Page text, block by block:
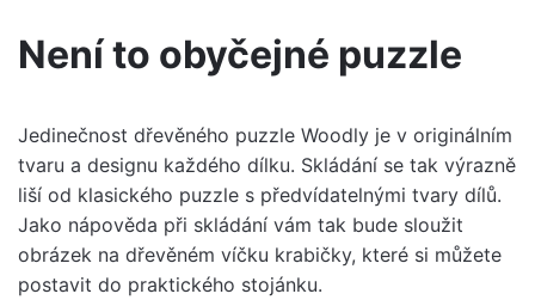
Není to obyčejné puzzle
Jedinečnost dřevěného puzzle Woodly je v originálním
tvaru a designu každého dílku. Skládání se tak výrazně
liší od klasického puzzle s předvídatelnými tvary dílů.
Jako nápověda při skládání vám tak bude sloužit
obrázek na dřevěném víčku krabičky, které si můžete
postavit do praktického stojánku.